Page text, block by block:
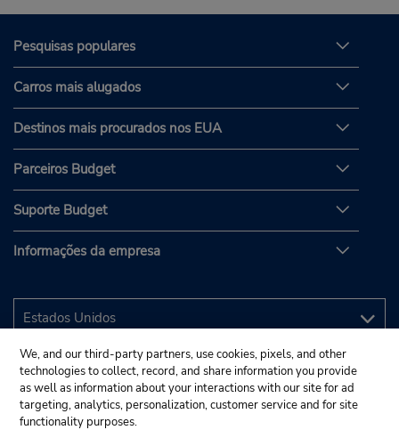
Pesquisas populares
Carros mais alugados
Destinos mais procurados nos EUA
Parceiros Budget
Suporte Budget
Informações da empresa
We, and our third-party partners, use cookies, pixels, and other
technologies to collect, record, and share information you provide
as well as information about your interactions with our site for ad
targeting, analytics, personalization, customer service and for site
functionality purposes.